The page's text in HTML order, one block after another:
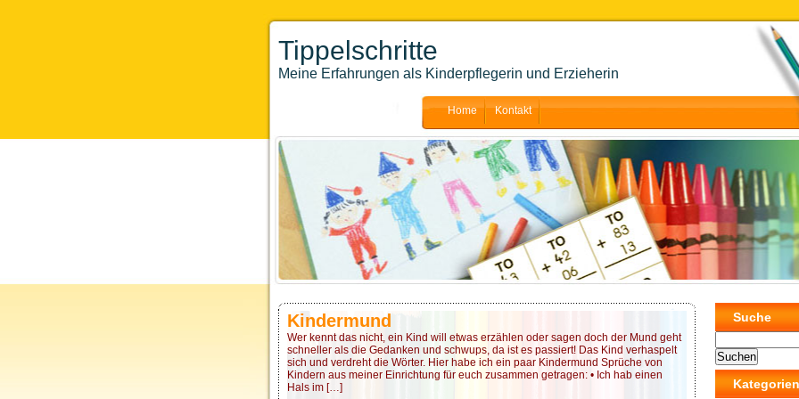
Tippelschritte
Meine Erfahrungen als Kinderpflegerin und Erzieherin
Home Kontakt
Kindermund
Wer kennt das nicht, ein Kind will etwas erzählen oder sagen doch der Mund geht
schneller als die Gedanken und schwups, da ist es passiert! Das Kind verhaspelt
sich und verdreht die Wörter. Hier habe ich ein paar Kindermund Sprüche von
Kindern aus meiner Einrichtung für euch zusammen getragen: • Ich hab einen
Hals im […]
Suche
Kategorien